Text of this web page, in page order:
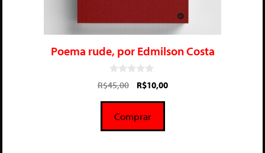
Poema rude, por Edmilson Costa
0
d
5
R$45,00 R$10,00
Comprar